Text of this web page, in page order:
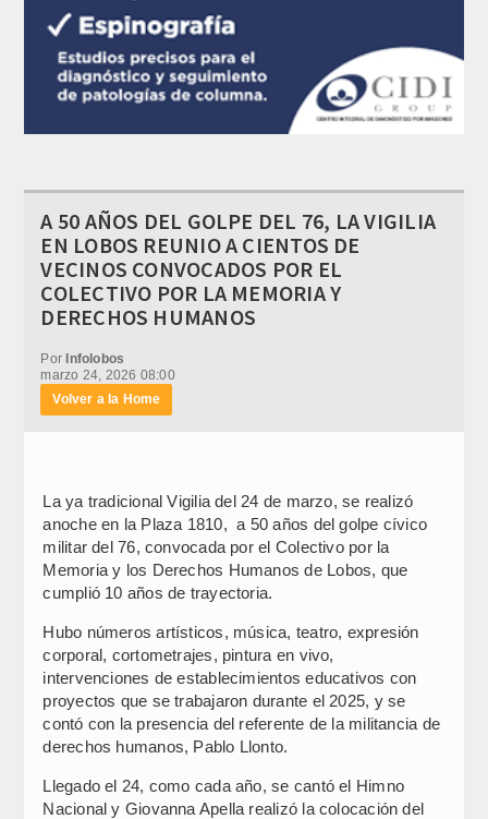
A 50 AÑOS DEL GOLPE DEL 76, LA VIGILIA
EN LOBOS REUNIO A CIENTOS DE
VECINOS CONVOCADOS POR EL
COLECTIVO POR LA MEMORIA Y
DERECHOS HUMANOS
PorInfolobos
marzo 24, 2026 08:00
Volver a la Home
La ya tradicional Vigilia del 24 de marzo, se realizó
anoche en la Plaza 1810, a 50 años del golpe cívico
militar del 76, convocada por el Colectivo por la
Memoria y los Derechos Humanos de Lobos, que
cumplió 10 años de trayectoria.
Hubo números artísticos, música, teatro, expresión
corporal, cortometrajes, pintura en vivo,
intervenciones de establecimientos educativos con
proyectos que se trabajaron durante el 2025, y se
contó con la presencia del referente de la militancia de
derechos humanos, Pablo Llonto.
Llegado el 24, como cada año, se cantó el Himno
Nacional y Giovanna Apella realizó la colocación del